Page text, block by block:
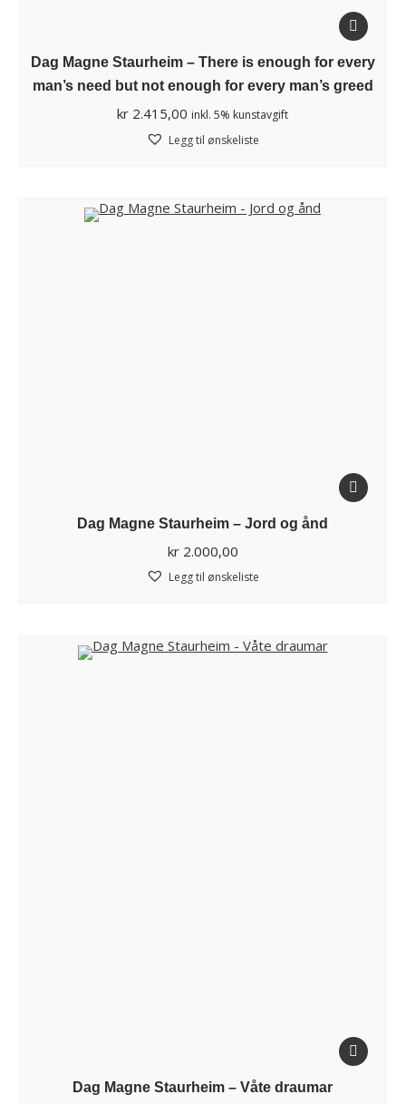
Dag Magne Staurheim – There is enough for every
man’s need but not enough for every man’s greed
kr 2.415,00 inkl. 5% kunstavgift
Legg til ønskeliste
Dag Magne Staurheim – Jord og ånd
kr2.000,00
Legg til ønskeliste
Dag Magne Staurheim – Våte draumar